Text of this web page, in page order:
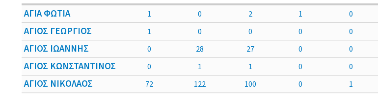
ΑΓΙΑ ΦΩΤΙΑ 1 0 2 1 0
ΑΓΙΟΣ ΓΕΩΡΓΙΟΣ 1 0 0 0 0
ΑΓΙΟΣ ΙΩΑΝΝΗΣ 0 28 27 0 0
ΑΓΙΟΣ ΚΩΝΣΤΑΝΤΙΝΟΣ 0 1 1 0 0
ΑΓΙΟΣ ΝΙΚΟΛΑΟΣ 72 122 100 0 1